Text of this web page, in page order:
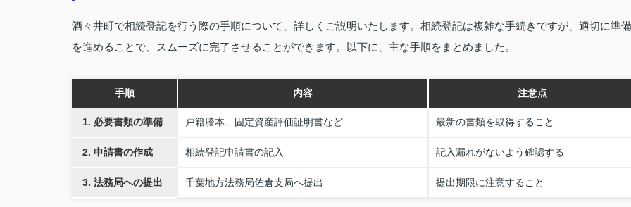
酒々井町で相続登記を行う際の手順について、詳しくご説明いたします。相続登記は複雑な手続きですが、適切に準備
を進めることで、スムーズに完了させることができます。以下に、主な手順をまとめました。
手順 内容 注意点
1. 必要書類の準備 戸籍謄本、固定資産評価証明書など 最新の書類を取得すること
2. 申請書の作成 相続登記申請書の記入 記入漏れがないよう確認する
3. 法務局への提出 千葉地方法務局佐倉支局へ提出 提出期限に注意すること